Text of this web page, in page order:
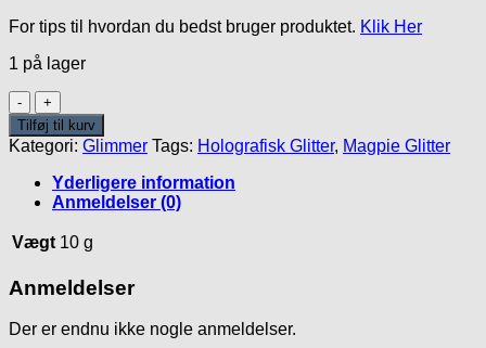
For tips til hvordan du bedst bruger produktet. Klik Her
1 på lager
Camellia
Glitter
antal
Tilføj til kurv
Kategori: Glimmer Tags: Holografisk Glitter, Magpie Glitter
Yderligere information
Anmeldelser (0)
Vægt 10 g
Anmeldelser
Der er endnu ikke nogle anmeldelser.